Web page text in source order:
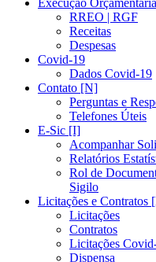
Execução
RREO | RGF
Receitas
Despesas
Covid-19
Dados Covid-19
Contato [N]
Perguntas e
Telefones Úteis
E-Sic [I]
Acompanhar
Relatórios
Rol de
Sigilo
Licitações e Contratos
Licitações
Contratos
Licitações
Dispensa